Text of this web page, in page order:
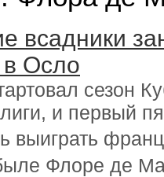
всадники
в Осло
сезон
и первый
выиграть
Флоре де